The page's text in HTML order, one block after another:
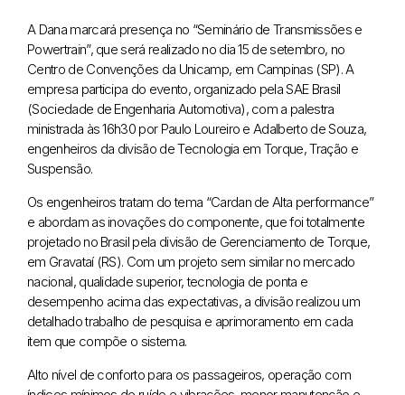
A Dana marcará presença no “Seminário de Transmissões e
Powertrain”, que será realizado no dia 15 de setembro, no
Centro de Convenções da Unicamp, em Campinas (SP). A
empresa participa do evento, organizado pela SAE Brasil
(Sociedade de Engenharia Automotiva), com a palestra
ministrada às 16h30 por Paulo Loureiro e Adalberto de Souza,
engenheiros da divisão de Tecnologia em Torque, Tração e
Suspensão.
Os engenheiros tratam do tema “Cardan de Alta performance”
e abordam as inovações do componente, que foi totalmente
projetado no Brasil pela divisão de Gerenciamento de Torque,
em Gravataí (RS). Com um projeto sem similar no mercado
nacional, qualidade superior, tecnologia de ponta e
desempenho acima das expectativas, a divisão realizou um
detalhado trabalho de pesquisa e aprimoramento em cada
item que compõe o sistema.
Alto nível de conforto para os passageiros, operação com